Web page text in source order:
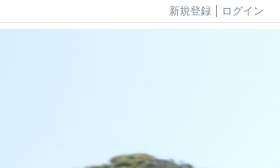
新規登録 ログイン